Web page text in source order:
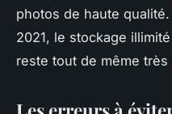
photos de haute
2021, le stockage
reste tout de même très